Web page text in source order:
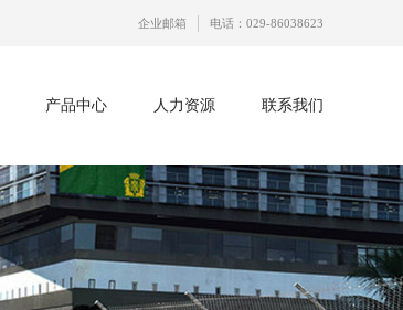
企业邮箱 电话：029-86038623
产品中心 人力资源 联系我们